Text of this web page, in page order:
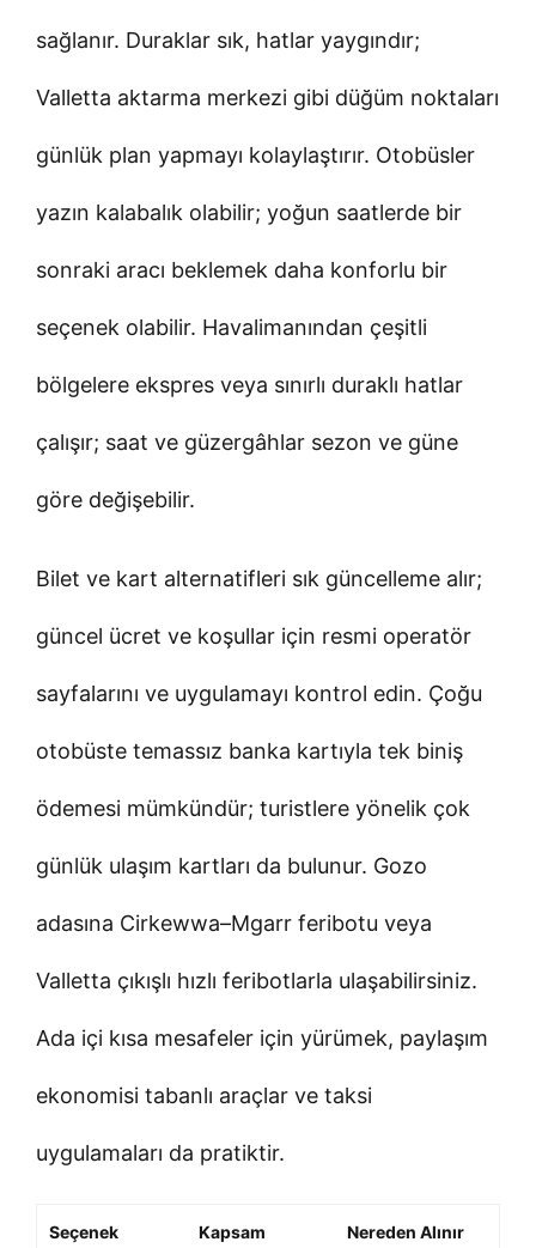
sağlanır. Duraklar sık, hatlar yaygındır;
Valletta aktarma merkezi gibi düğüm noktaları
günlük plan yapmayı kolaylaştırır. Otobüsler
yazın kalabalık olabilir; yoğun saatlerde bir
sonraki aracı beklemek daha konforlu bir
seçenek olabilir. Havalimanından çeşitli
bölgelere ekspres veya sınırlı duraklı hatlar
çalışır; saat ve güzergâhlar sezon ve güne
göre değişebilir.
Bilet ve kart alternatifleri sık güncelleme alır;
güncel ücret ve koşullar için resmi operatör
sayfalarını ve uygulamayı kontrol edin. Çoğu
otobüste temassız banka kartıyla tek biniş
ödemesi mümkündür; turistlere yönelik çok
günlük ulaşım kartları da bulunur. Gozo
adasına Cirkewwa–Mgarr feribotu veya
Valletta çıkışlı hızlı feribotlarla ulaşabilirsiniz.
Ada içi kısa mesafeler için yürümek, paylaşım
ekonomisi tabanlı araçlar ve taksi
uygulamaları da pratiktir.
Seçenek Kapsam
Nereden Alınır